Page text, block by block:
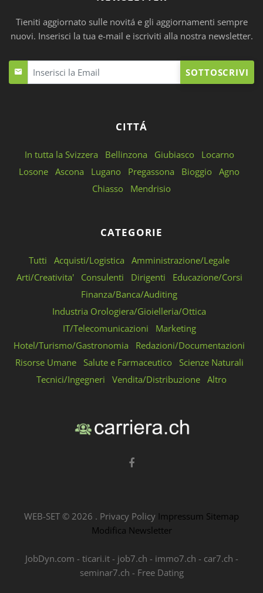
Tieniti aggiornato sulle novitá e gli aggiornamenti sempre
nuovi. Inserisci la tua e-mail e iscriviti alla nostra newsletter.
SOTTOSCRIVI
CITTÁ
In tutta la Svizzera Bellinzona Giubiasco
Locarno
Losone Ascona Lugano Pregassona Bioggio Agno
Chiasso
Mendrisio
CATEGORIE
Tutti Acquisti/Logistica
Amministrazione/Legale
Arti/Creativita'
Consulenti Dirigenti
Educazione/Corsi
Finanza/Banca/Auditing
Industria Orologiera/Gioielleria/Ottica
IT/Telecomunicazioni
Marketing
Hotel/Turismo/Gastronomia
Redazioni/Documentazioni
Risorse Umane
Salute e Farmaceutico
Scienze Naturali
Tecnici/Ingegneri
Vendita/Distribuzione Altro
WEB-SET © 2026 . Privacy Policy Impressum Sitemap
Modifica Newsletter
JobDyn.com - ticari.it- job7.ch - immo7.ch - car7.ch -
seminar7.ch - Free Dating